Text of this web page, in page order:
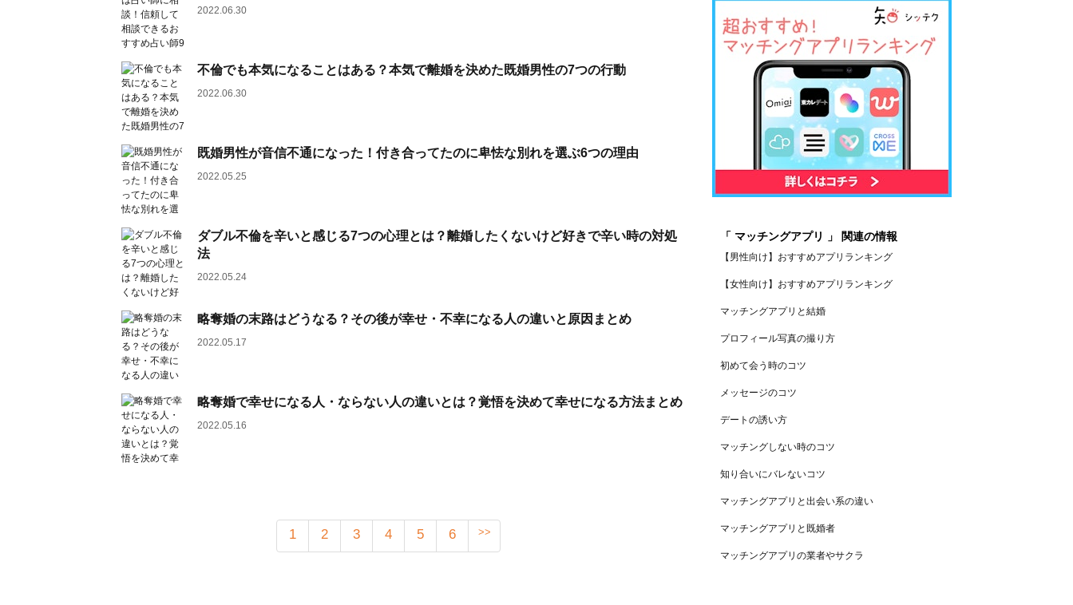
2022.06.30
不倫でも本気になることはある？本気で離婚を決めた既婚男性の7つの行動
2022.06.30
既婚男性が音信不通になった！付き合ってたのに卑怯な別れを選ぶ6つの理由
2022.05.25
ダブル不倫を辛いと感じる7つの心理とは？離婚したくないけど好きで辛い時の対処
法
2022.05.24
略奪婚の末路はどうなる？その後が幸せ・不幸になる人の違いと原因まとめ
2022.05.17
略奪婚で幸せになる人・ならない人の違いとは？覚悟を決めて幸せになる方法まとめ
2022.05.16
1 2 3 4 5 6 >>
「 マッチングアプリ 」 関連の情報
【男性向け】おすすめアプリランキング
【女性向け】おすすめアプリランキング
マッチングアプリと結婚
プロフィール写真の撮り方
初めて会う時のコツ
メッセージのコツ
デートの誘い方
マッチングしない時のコツ
知り合いにバレないコツ
マッチングアプリと出会い系の違い
マッチングアプリと既婚者
マッチングアプリの業者やサクラ